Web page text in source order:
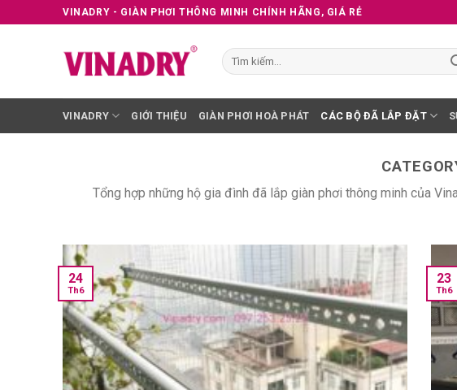
to
VINADRY - GIÀN PHƠI THÔNG MINH CHÍNH HÃNG, GIÁ RẺ
Tìm
kiếm:
VINADRY GIỚI THIỆU GIÀN PHƠI HOÀ PHÁT CÁC BỘ ĐÃ LẮP ĐẶT
Tổng hợp những hộ gia đình đã lắp giàn phơi thông minh của
24
Th6
23
Th6